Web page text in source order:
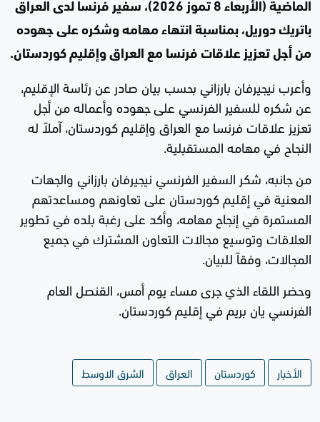
الماضية (الأربعاء 8 تموز 2026)، سفير فرنسا لدى العراق
باتريك دوريل، بمناسبة انتهاء مهامه وشكره على جهوده
من أجل تعزيز علاقات فرنسا مع العراق وإقليم كوردستان.
وأعرب نيجيرفان بارزاني بحسب بيان صادر عن رئاسة الإقليم،
عن شكره للسفير الفرنسي على جهوده وأعماله من أجل
تعزيز علاقات فرنسا مع العراق وإقليم كوردستان، آملاً له
النجاح في مهامه المستقبلية.
من جانبه، شكر السفير الفرنسي نيجيرفان بارزاني والجهات
المعنية في إقليم كوردستان على تعاونهم ومساعدتهم
المستمرة في إنجاح مهامه، وأكد على رغبة بلده في تطوير
العلاقات وتوسيع مجالات التعاون المشترك في جميع
المجالات، وفقاً للبيان.
وحضر اللقاء الذي جرى مساء يوم أمس، القنصل العام
الفرنسي يان بريم في إقليم كوردستان.
الأخبار كوردستان العراق الشرق الاوسط